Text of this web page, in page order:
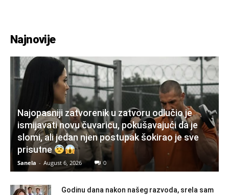
Najnovije
Najopasniji zatvorenik u zatvoru odlučio je
ismijavati novu čuvaricu, pokušavajući da je
slomi, ali jedan njen postupak šokirao je sve
prisutne
Sanela - August 6, 2026 0
Godinu dana nakon našeg razvoda, srela sam